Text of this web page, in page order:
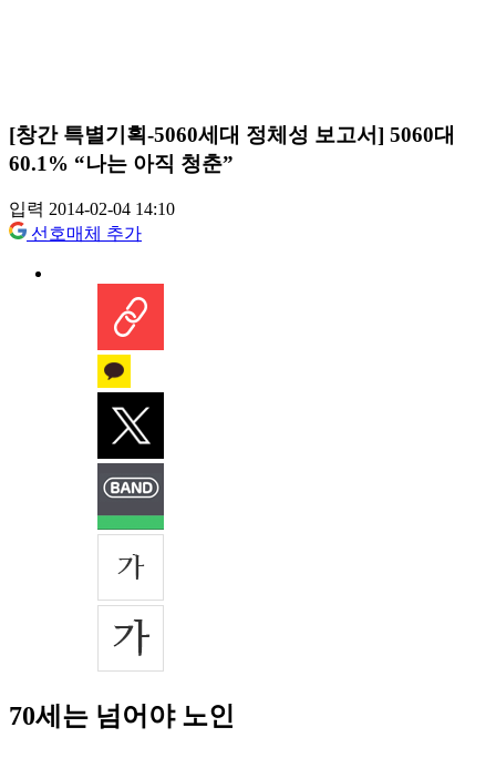
[창간 특별기획-5060세대 정체성 보고서] 5060대
60.1% “나는 아직 청춘”
입력 2014-02-04 14:10
선호매체 추가
70세는 넘어야 노인